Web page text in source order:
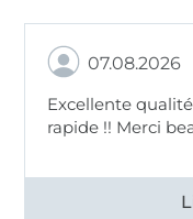
07.08.2026
Excellente
rapide !! Merci
Voir tous les